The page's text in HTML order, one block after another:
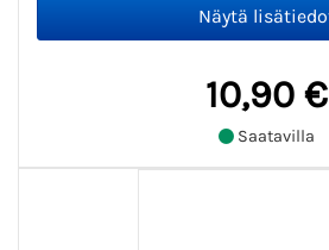
10,90 €
Saatavilla